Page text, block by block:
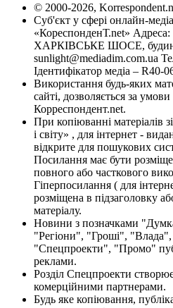
© 2000-2026,
Суб'єкт у сфері онлайн-
«КореспонденТ.net» Адреса:
ХАРКІВСЬКЕ ШОСЕ,
sunlight@mediadim.com.ua
Ідентифікатор медіа – R40-
Використання будь-яких
сайті, дозволяється за
Корреспондент.net.
При копіюванні матеріалів
і світу» , для інтернет -
відкрите для пошукових
Посилання має бути
повного або часткового
Гіперпосилання ( для
розміщена в підзаголовку
матеріалу.
Новини з позначками
"Регіони", "Гроші",
"Спецпроекти", "Промо"
реклами.
Розділ Спецпроекти
комерційними партнерами.
Будь яке копіювання,